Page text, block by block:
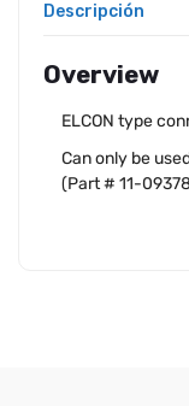
Descripción
Overview
ELCON type
Can only be
(Part # 11-